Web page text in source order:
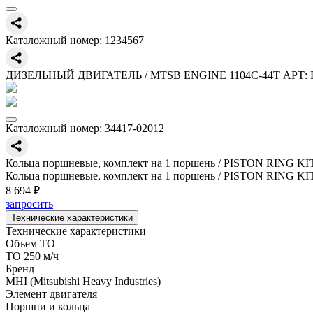
Каталожный номер: 1234567
ДИЗЕЛЬНЫЙ ДВИГАТЕЛЬ / MTSB ENGINE 1104C-44T АРТ:
Каталожный номер: 34417-02012
Кольца поршневые, комплект на 1 поршень / PISTON RING
Кольца поршневые, комплект на 1 поршень / PISTON RING
8 694 ₽
запросить
Технические характеристики
Технические характеристики
Объем ТО
ТО 250 м/ч
Бренд
MHI (Mitsubishi Heavy Industries)
Элемент двигателя
Поршни и кольца